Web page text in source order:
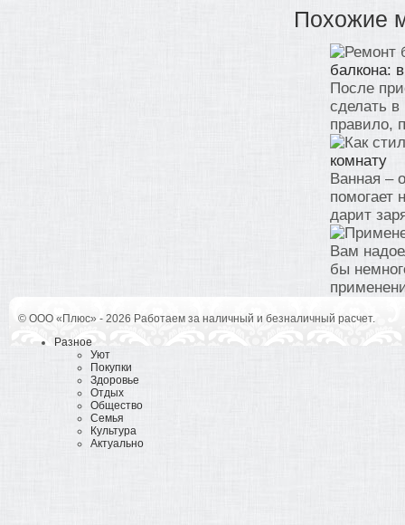
Похожие
балкона:
После
сделать
правило,
комнату
Ванная –
помогает
дарит
Вам
бы
© ООО «Плюс» - 2026 Работаем за наличный и безналичный расчет.
Разное
Уют
Покупки
Здоровье
Отдых
Общество
Семья
Культура
Актуально